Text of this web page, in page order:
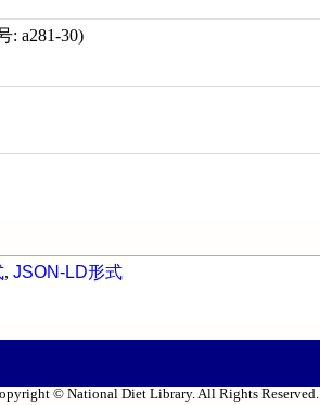
: a281-30)
, JSON-LD形式
© National Diet Library. All Rights Reserved.